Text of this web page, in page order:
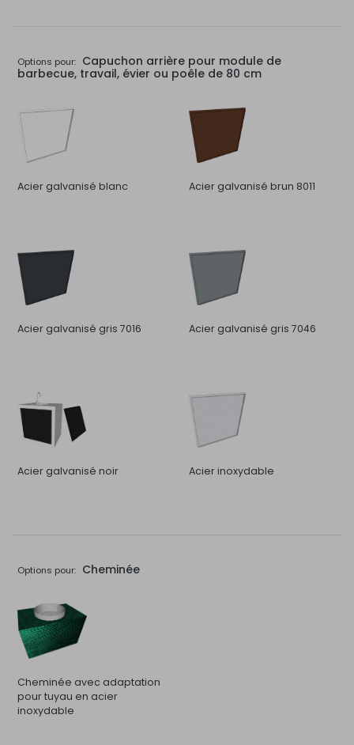
Options pour: Capuchon arrière pour module de
barbecue, travail, évier ou poêle de 80 cm
Acier galvanisé blanc Acier galvanisé brun 8011
Acier galvanisé gris 7016 Acier galvanisé gris 7046
Acier galvanisé noir Acier inoxydable
Options pour: Cheminée
Cheminée avec adaptation
pour tuyau en acier
inoxydable